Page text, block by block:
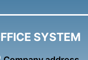
SYSTEM